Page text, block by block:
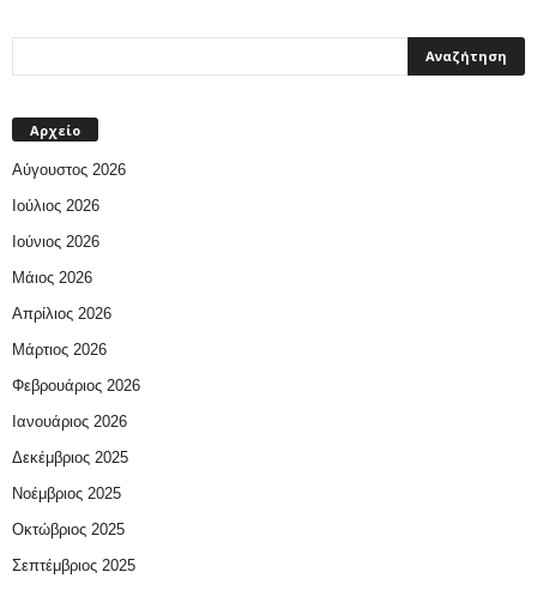
Αρχείο
Αύγουστος 2026
Ιούλιος 2026
Ιούνιος 2026
Μάιος 2026
Απρίλιος 2026
Μάρτιος 2026
Φεβρουάριος 2026
Ιανουάριος 2026
Δεκέμβριος 2025
Νοέμβριος 2025
Οκτώβριος 2025
Σεπτέμβριος 2025